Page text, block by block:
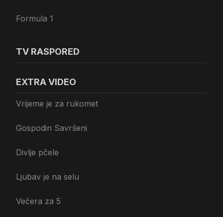
Formula 1
TV RASPORED
EXTRA VIDEO
Vrijeme je za rukomet
Gospodin Savršeni
Divlje pčele
Ljubav je na selu
Večera za 5